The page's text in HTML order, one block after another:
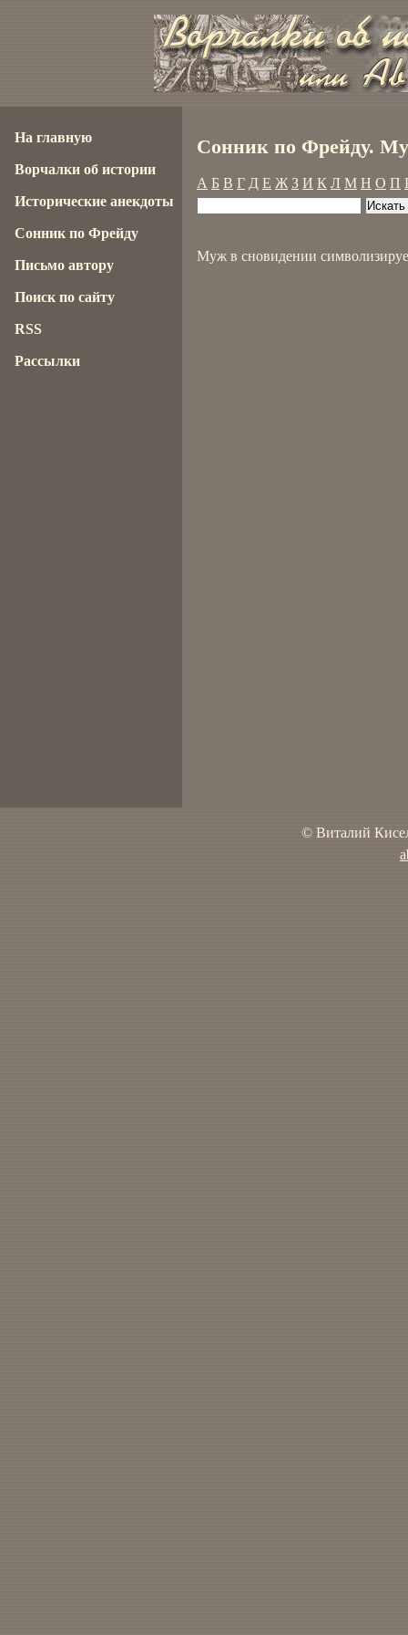
Сонник по Фрейду.
А Б В Г Д Е Ж З И К Л М Н О П
Муж в сновидении
На главную
Ворчалки об истории
Исторические анекдоты
Сонник по Фрейду
Письмо автору
Поиск по сайту
RSS
Рассылки
© Виталий